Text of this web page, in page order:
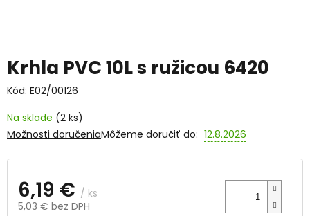
Krhla PVC 10L s ružicou 6420
Kód: E02/00126
Na sklade (2 ks)
Môžeme doručiť do: 12.8.2026
Možnosti doručenia
6,19 € / ks
5,03 € bez DPH